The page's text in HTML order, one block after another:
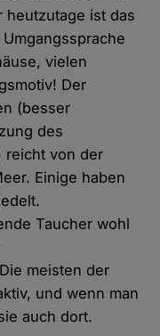
heutzutage ist das
vielen
Der
(besser
des
reicht von der
Einige haben
Taucher wohl
meisten der
und wenn man
auch dort.